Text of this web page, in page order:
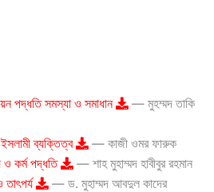
পদ্ধতি সমস্যা ও সমাধান
— মুহম্মদ তাকি
ইসলামী ব্যক্তিত্ব
— কাজী ওমর ফারুক
ও কর্ম পদ্ধতি
— শাহ মুহাম্মদ হাবীবুর রহমান
তাৎপর্য
— ড. মুহাম্মদ আবদুল কাদের